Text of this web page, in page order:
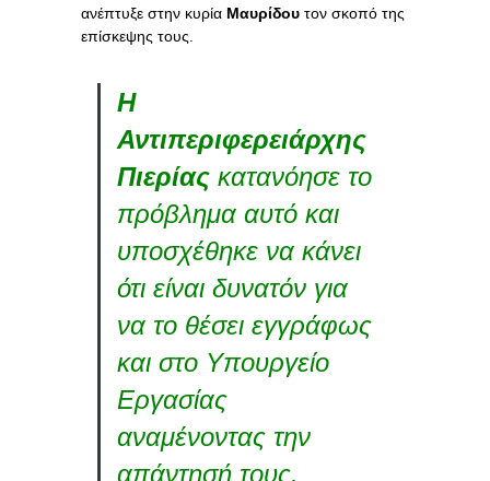
ανέπτυξε στην κυρία Μαυρίδου τον σκοπό της
επίσκεψης τους.
Η
Αντιπεριφερειάρχης
Πιερίας κατανόησε το
πρόβλημα αυτό και
υποσχέθηκε να κάνει
ότι είναι δυνατόν για
να το θέσει εγγράφως
και στο Υπουργείο
Εργασίας
αναμένοντας την
απάντησή τους.